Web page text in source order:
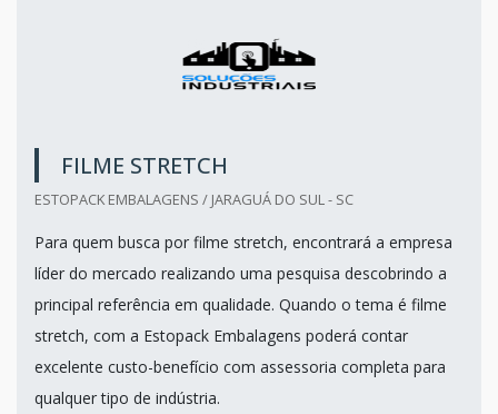
FILME STRETCH
ESTOPACK EMBALAGENS / JARAGUÁ DO SUL - SC
Para quem busca por filme stretch, encontrará a empresa
líder do mercado realizando uma pesquisa descobrindo a
principal referência em qualidade. Quando o tema é filme
stretch, com a Estopack Embalagens poderá contar
excelente custo-benefício com assessoria completa para
qualquer tipo de indústria.